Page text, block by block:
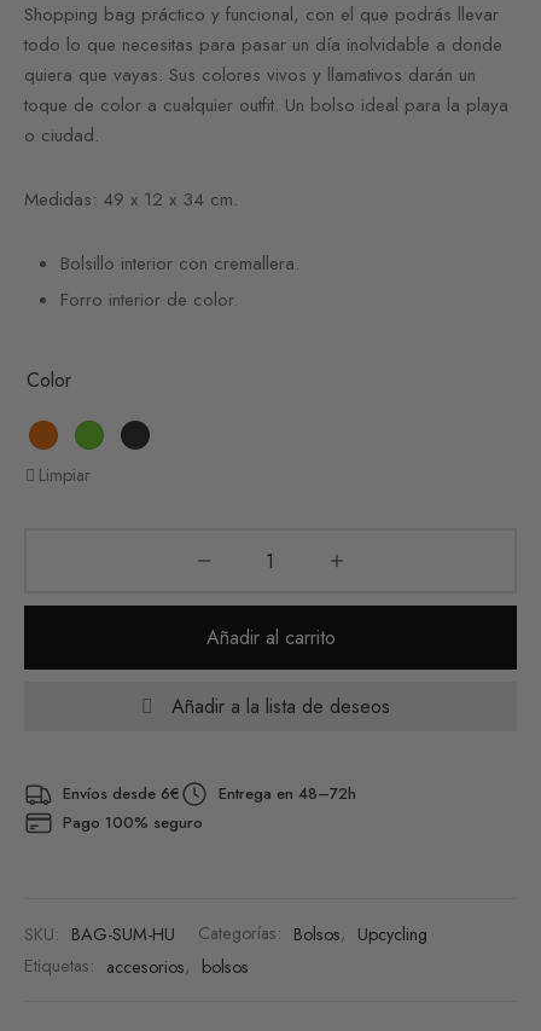
Shopping bag práctico y funcional, con el que podrás llevar
todo lo que necesitas para pasar un día inolvidable a donde
quiera que vayas. Sus colores vivos y llamativos darán un
toque de color a cualquier outfit. Un bolso ideal para la playa
o ciudad.
Medidas: 49 x 12 x 34 cm.
Bolsillo interior con cremallera.
Forro interior de color.
Color
Limpiar
Añadir al carrito
Añadir a la lista de deseos
Envíos desde 6€
Entrega en 48–72h
Pago 100% seguro
SKU: BAG-SUM-HU Categorías: Bolsos, Upcycling
Etiquetas: accesorios, bolsos